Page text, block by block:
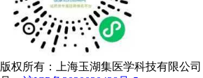
版权所有：上海玉湖集医学科技有限公